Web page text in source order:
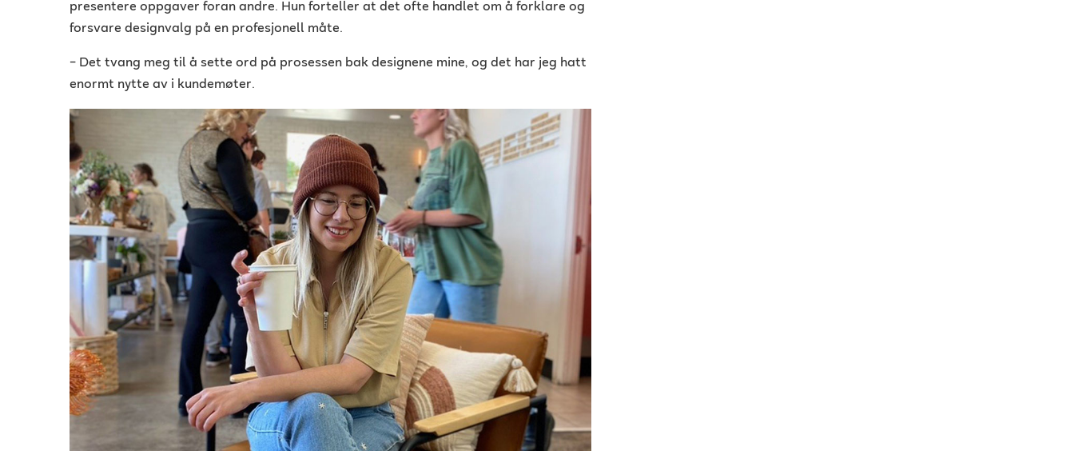
presentere oppgaver foran andre. Hun forteller at det ofte handlet om å forklare og
forsvare designvalg på en profesjonell måte.
– Det tvang meg til å sette ord på prosessen bak designene mine, og det har jeg hatt
enormt nytte av i kundemøter.